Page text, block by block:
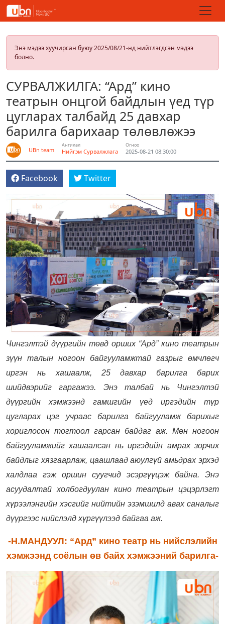
Энэ мэдээ хуучирсан буюу 2025/08/21-нд нийтлэгдсэн мэдээ
болно.
СУРВАЛЖИЛГА: “Ард” кино
театрын онцгой байдлын үед түр
цугларах талбайд 25 давхар
барилга барихаар төлөвлөжээ
UBn team
Ангилал
Нийгэм Сурвалжлага
Огноо
2025-08-21 08:30:00
Facebook Twitter
Чингэлтэй дүүргийн төвд орших “Ард” кино театрын
зүүн талын ногоон байгууламжтай газрыг өмчлөгч
иргэн нь хашаалж, 25 давхар барилга барих
шийдвэрийг гаргажээ. Энэ талбай нь Чингэлтэй
дүүргийн хэмжээнд гамшгийн үед иргэдийн түр
цугларах цэг учраас барилга байгууламж барихыг
хориглосон тогтоол гарсан байдаг аж. Мөн ногоон
байгууламжийг хашаалсан нь иргэдийн амрах зорчих
байдлыг хязгаарлаж, цаашлаад аюулгүй амьдрах эрхэд
халдлаа гэж оршин суугчид эсэргүүцэж байна. Энэ
асуудалтай холбогдуулан кино театрын цэцэрлэгт
хүрээлэнгийн хэсгийг нийтийн эзэмшилд авах саналыг
дүүргээс нийслэлд хүргүүлээд байгаа аж.
-Н.МАНДУУЛ: “Ард” кино театр нь нийслэлийн
хэмжээнд соёлын өв байх хэмжээний барилга-